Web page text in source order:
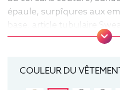
épaule, surpîqures aux
base, article tubulaire
COULEUR DU